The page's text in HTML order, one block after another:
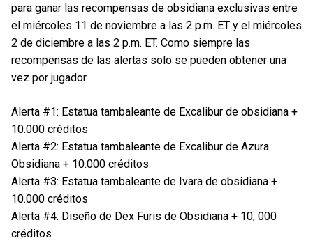
para ganar las recompensas de obsidiana exclusivas entre
el miércoles 11 de noviembre a las 2 p.m. ET y el miércoles
2 de diciembre a las 2 p.m. ET. Como siempre las
recompensas de las alertas solo se pueden obtener una
vez por jugador.
Alerta #1: Estatua tambaleante de Excalibur de obsidiana +
10.000 créditos
Alerta #2: Estatua tambaleante de Excalibur de Azura
Obsidiana + 10.000 créditos
Alerta #3: Estatua tambaleante de Ivara de obsidiana +
10.000 créditos
Alerta #4: Diseño de Dex Furis de Obsidiana + 10, 000
créditos